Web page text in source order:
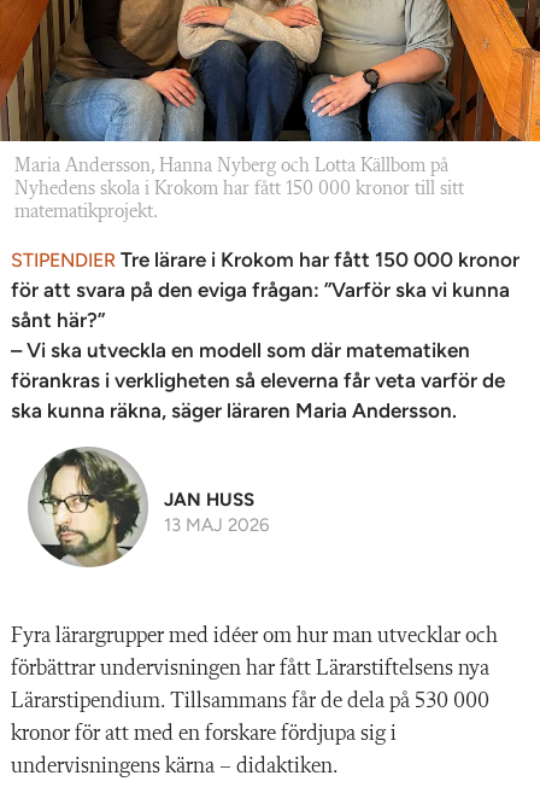
Maria Andersson, Hanna Nyberg och Lotta Källbom på
Nyhedens skola i Krokom har fått 150 000 kronor till sitt
matematikprojekt.
STIPENDIER Tre lärare i Krokom har fått 150 000 kronor
för att svara på den eviga frågan: ”Varför ska vi kunna
sånt här?”
– Vi ska utveckla en modell som där matematiken
förankras i verkligheten så eleverna får veta varför de
ska kunna räkna, säger läraren Maria Andersson.
JAN HUSS
13 MAJ 2026
Fyra lärargrupper med idéer om hur man utvecklar och
förbättrar undervisningen har fått Lärarstiftelsens nya
Lärarstipendium. Tillsammans får de dela på 530 000
kronor för att med en forskare fördjupa sig i
undervisningens kärna – didaktiken.